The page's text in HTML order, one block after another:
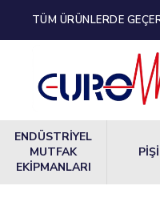
TÜM ÜRÜNLERDE
ENDÜSTRİYEL
MUTFAK
EKİPMANLARI